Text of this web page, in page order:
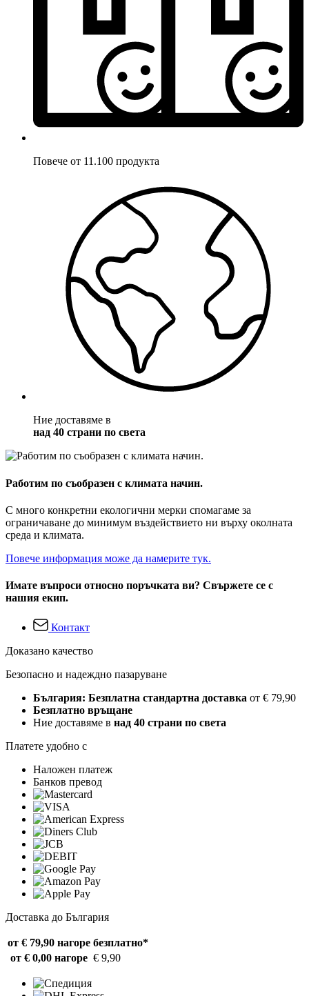
Повече от 11.100 продукта
Ние доставяме в
над 40 страни по света
Работим по съобразен с климата начин.
С много конкретни екологични мерки спомагаме за
ограничаване до минимум въздействието ни върху околната
среда и климата.
Повече информация може да намерите тук.
Имате въпроси относно поръчката ви? Свържете се с
нашия екип.
Контакт
Доказано качество
Безопасно и надеждно пазаруване
България: Безплатна стандартна доставка от € 79,90
Безплатно връщане
Ние доставяме в над 40 страни по света
Платете удобно с
Наложен платеж
Банков превод
Доставка до България
от € 79,90 нагоре безплатно*
от € 0,00 нагоре € 9,90